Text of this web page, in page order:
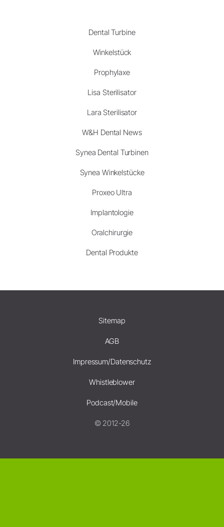
Dental Turbine
Winkelstück
Prophylaxe
Lisa Sterilisator
Lara Sterilisator
W&H Dental News
Synea Dental Turbinen
Synea Winkelstücke
Proxeo Ultra
Implantologie
Oralchirurgie
Dental Produkte
Sitemap
AGB
Impressum/Datenschutz
Whistleblower
Podcast/Mobile
© 2012-26